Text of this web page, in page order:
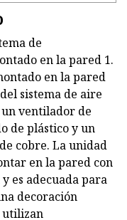
de
en la pared 1.
en la pared
sistema de aire
ventilador de
de plástico y un
cobre. La unidad
en la pared con
es adecuada para
decoración
utilizan